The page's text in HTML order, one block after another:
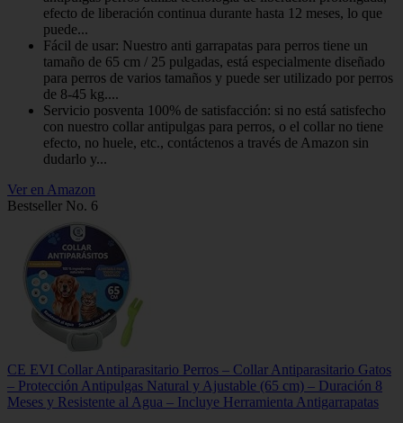
efecto de liberación continua durante hasta 12 meses, lo que
puede...
Fácil de usar: Nuestro anti garrapatas para perros tiene un
tamaño de 65 cm / 25 pulgadas, está especialmente diseñado
para perros de varios tamaños y puede ser utilizado por perros
de 8-45 kg....
Servicio posventa 100% de satisfacción: si no está satisfecho
con nuestro collar antipulgas para perros, o el collar no tiene
efecto, no huele, etc., contáctenos a través de Amazon sin
dudarlo y...
Ver en Amazon
Bestseller No. 6
CE EVI Collar Antiparasitario Perros – Collar Antiparasitario Gatos
– Protección Antipulgas Natural y Ajustable (65 cm) – Duración 8
Meses y Resistente al Agua – Incluye Herramienta Antigarrapatas